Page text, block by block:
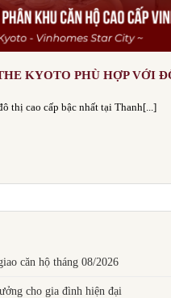
KYOTO PHÙ HỢP VỚI
thị cao cấp bậc nhất tại Thanh[...]
căn hộ tháng 08/2026
cho gia đình hiện đại